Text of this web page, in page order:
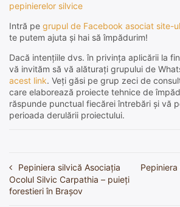
pepinierelor silvice
Intră pe grupul de Facebook asociat site-
te putem ajuta și hai să împădurim!
Dacă intențiile dvs. în privința aplicării la
vă invităm să vă alăturați grupului de
acest link. Veți găsi pe grup zeci de
care elaborează proiecte tehnice de
răspunde punctual fiecărei întrebări și vă
perioada derulării proiectului.
Navigare
în
Pepiniera silvică Asociaţia
Ocolul Silvic Carpathia – puieți
forestieri în Brașov